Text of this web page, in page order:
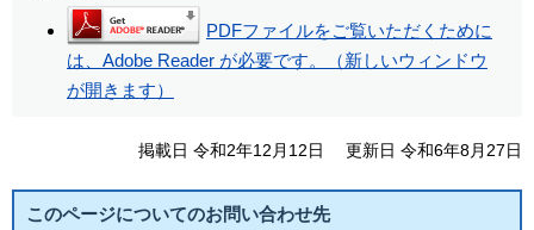
PDFファイルをご覧いただくために
は、Adobe Reader が必要です。（新しいウィンドウ
が開きます）
掲載日 令和2年12月12日 更新日 令和6年8月27日
このページについてのお問い合わせ先